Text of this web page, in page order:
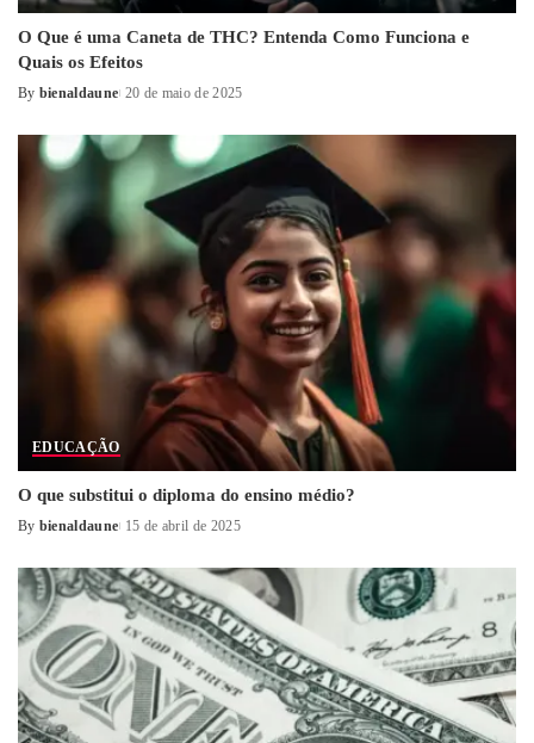
O Que é uma Caneta de THC? Entenda Como Funciona e
Quais os Efeitos
Posted
By bienaldaune 20 de maio de 2025
EDUCAÇÃO
O que substitui o diploma do ensino médio?
Posted
By bienaldaune 15 de abril de 2025